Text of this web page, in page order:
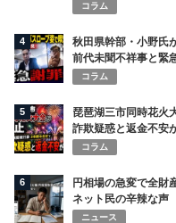
コラム
4
秋田県幹部・小野氏
前代未聞不祥事と緊
コラム
5
琵琶湖三市同時花火
詐欺疑惑と返金不安
コラム
6
円相場の急変で全財
ネット民の辛辣な声
ニュース